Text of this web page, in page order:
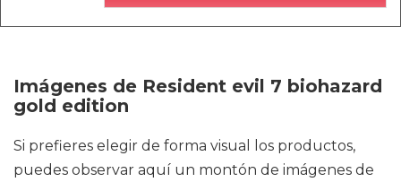
Imágenes de Resident evil 7 biohazard
gold edition
Si prefieres elegir de forma visual los productos,
puedes observar aquí un montón de imágenes de